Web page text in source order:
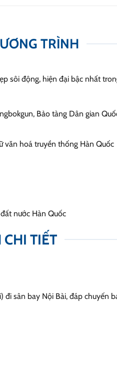
TRÌNH
sôi động, hiện đại bậc nhất
Bảo tàng Dân gian
văn hoá truyền thống Hàn Quốc
nước Hàn Quốc
CHI TIẾT
đi sân bay Nội Bài, đáp chuyến